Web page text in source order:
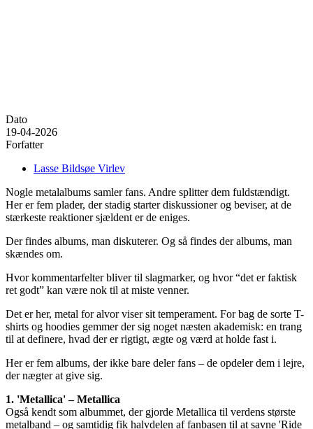
Dato
19-04-2026
Forfatter
Lasse Bildsøe Virlev
Nogle metalalbums samler fans. Andre splitter dem fuldstændigt.
Her er fem plader, der stadig starter diskussioner og beviser, at de
stærkeste reaktioner sjældent er de eniges.
Der findes albums, man diskuterer. Og så findes der albums, man
skændes om.
Hvor kommentarfelter bliver til slagmarker, og hvor “det er faktisk
ret godt” kan være nok til at miste venner.
Det er her, metal for alvor viser sit temperament. For bag de sorte T-
shirts og hoodies gemmer der sig noget næsten akademisk: en trang
til at definere, hvad der er rigtigt, ægte og værd at holde fast i.
Her er fem albums, der ikke bare deler fans – de opdeler dem i lejre,
der nægter at give sig.
1. 'Metallica' – Metallica
Også kendt som albummet, der gjorde Metallica til verdens største
metalband – og samtidig fik halvdelen af fanbasen til at savne 'Ride